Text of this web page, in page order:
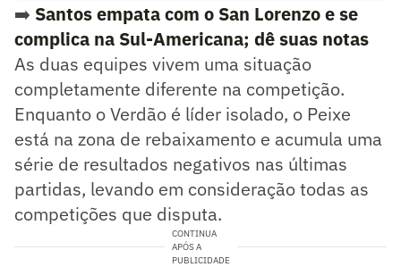
➡️ Santos empata com o San Lorenzo e se
complica na Sul-Americana; dê suas notas
As duas equipes vivem uma situação
completamente diferente na competição.
Enquanto o Verdão é líder isolado, o Peixe
está na zona de rebaixamento e acumula uma
série de resultados negativos nas últimas
partidas, levando em consideração todas as
competições que disputa.
CONTINUA
APÓS A
PUBLICIDADE